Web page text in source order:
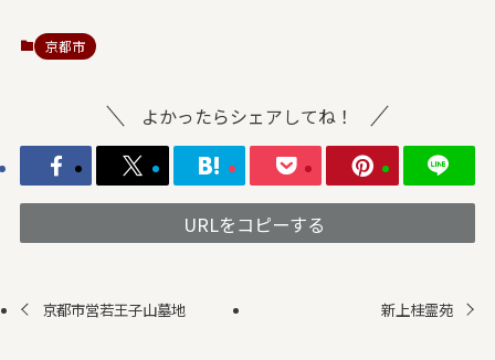
京都市
よかったらシェアしてね！
URLをコピーする
京都市営若王子山墓地 新上桂霊苑